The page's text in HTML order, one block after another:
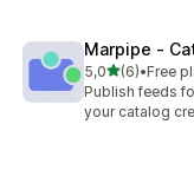
Marpipe ‑
5,0stelle su 5
(6)
6 recensioni
•Free
Publish feeds
your catalog